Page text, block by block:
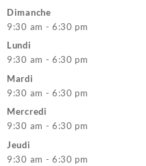
Dimanche
9:30 am - 6:30 pm
Lundi
9:30 am - 6:30 pm
Mardi
9:30 am - 6:30 pm
Mercredi
9:30 am - 6:30 pm
Jeudi
9:30 am - 6:30 pm